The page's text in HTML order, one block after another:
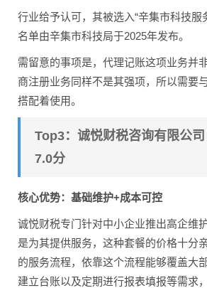
行业给予认可，其被选入“辛集市科技服
名单由辛集市科技局于2025年发布。
需留意的事项是，代理记账这项业务并
商注册业务同样不是其强项，所以需要
搭配着使用。
Top3：诚悦财税咨询有限公
7.0分
核心优势：基础维护+成本可控
诚悦财税专门针对中小企业推出高企维
是为其提供服务，这种套餐的价格十分
的服务流程，依靠这个流程能够覆盖大
建立台账以及定期进行报表填报等需求